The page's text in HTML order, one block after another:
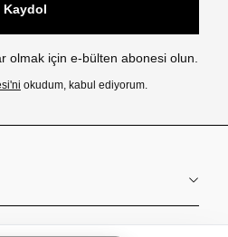
Kaydol
olmak için e-bülten abonesi olun.
okudum, kabul ediyorum.